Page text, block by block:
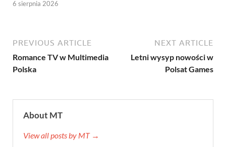
6 sierpnia 2026
PREVIOUS ARTICLE
Romance TV w Multimedia
Polska
NEXT ARTICLE
Letni wysyp nowości w
Polsat Games
About MT
View all posts by MT →